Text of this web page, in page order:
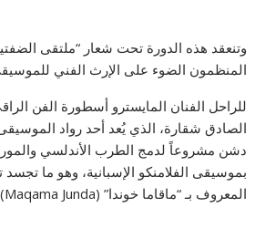
وتنعقد هذه الدورة تحت شعار “ملتقى
المنظمون الضوء على الإرث الفني
للراحل الفنان المايسترو أسطورة الفن
الصادق شقارة، الذي يُعد أحد رواد
دشن مشروعاً لدمج الطرب الأندلسي
بموسيقى الفلامنكو الإسبانية، وهو ما تجسد
المعروف بـ “ماقاما خوندا” (Maqama Junda).